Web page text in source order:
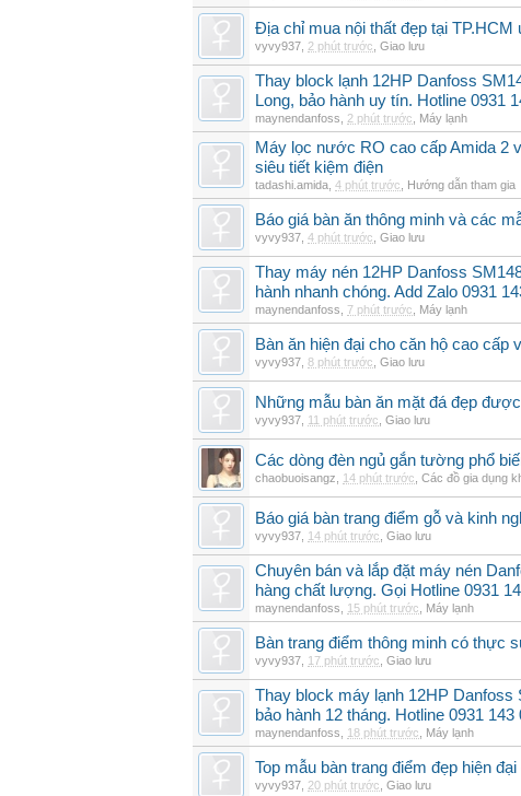
Địa chỉ mua nội thất đẹp tại
vyvy937 2 phút trước Giao lưu
Thay block lạnh 12HP Danfoss
Long, bảo hành uy tín. Hotline 0931
maynendanfoss 2 phút trước Máy lạnh
Máy lọc nước RO cao cấp Amida 2
siêu tiết kiệm điện
tadashi.amida 4 phút trước Hướng dẫn tham gia
Báo giá bàn ăn thông minh và các
vyvy937 4 phút trước Giao lưu
Thay máy nén 12HP Danfoss
hành nhanh chóng. Add Zalo 0931
maynendanfoss 7 phút trước Máy lạnh
Bàn ăn hiện đại cho căn hộ cao cấp
vyvy937 8 phút trước Giao lưu
Những mẫu bàn ăn mặt đá đẹp
vyvy937 11 phút trước Giao lưu
Các dòng đèn ngủ gắn tường phổ
chaobuoisangz 14 phút trước Các đồ gia dụng
Báo giá bàn trang điểm gỗ và kinh
vyvy937 14 phút trước Giao lưu
Chuyên bán và lắp đặt máy nén
hàng chất lượng. Gọi Hotline 0931
maynendanfoss 15 phút trước Máy lạnh
Bàn trang điểm thông minh có thực
vyvy937 17 phút trước Giao lưu
Thay block máy lạnh 12HP Danfoss
bảo hành 12 tháng. Hotline 0931 143
maynendanfoss 18 phút trước Máy lạnh
Top mẫu bàn trang điểm đẹp hiện
vyvy937 20 phút trước Giao lưu